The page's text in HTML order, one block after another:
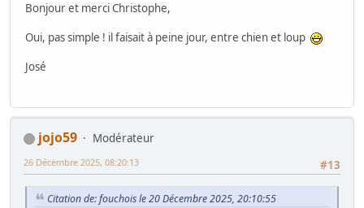
Bonjour et merci Christophe,
Oui, pas simple ! il faisait à peine jour, entre chien et loup
José
jojo59
Modérateur
#13
26 Décembre 2025, 08:20:13
Citation de: fouchois le 20 Décembre 2025, 20:10:55